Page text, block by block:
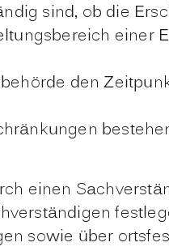
sind, ob die
einer
den
einen
sowie über